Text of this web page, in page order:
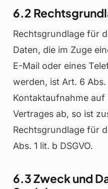
6.2
Rechtsgrundlage für
Daten, die im Zuge
E-Mail oder eines
werden, ist Art. 6 Abs.
Kontaktaufnahme auf
Vertrages ab, so ist
Rechtsgrundlage für
Abs. 1 lit. b DSGVO.
6.3 Zweck und